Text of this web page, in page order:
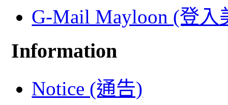
G-Mail Mayloon (登入
Information
Notice (通告)